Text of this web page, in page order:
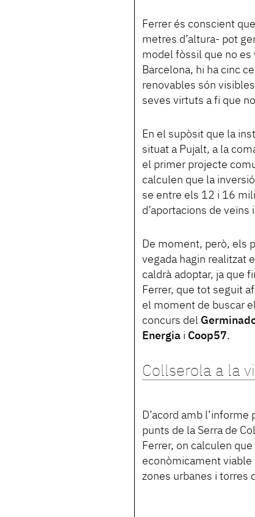
Ferrer és conscient
metres d’altura- pot
model fòssil que no es
Barcelona, hi ha cinc
renovables són
seves virtuts a fi que
En el supòsit que la
situat a Pujalt, a la
el primer projecte
calculen que la
se entre els 12 i 16
d’aportacions de veïns
De moment, però, els
vegada hagin realitzat
caldrà adoptar, ja que
Ferrer, que tot seguit
el moment de buscar
concurs del
Energia i Coop57.
Collserola a la
D’acord amb
punts de la Serra de
Ferrer, on calculen
econòmicament viable
zones urbanes i torres